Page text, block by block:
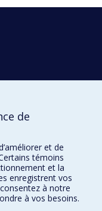
de
et de
témoins
et la
enregistrent vos
à notre
à vos besoins.